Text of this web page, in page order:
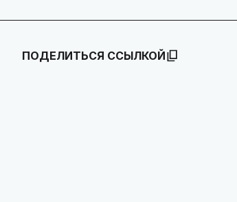
ПОДЕЛИТЬСЯ ССЫЛКОЙ